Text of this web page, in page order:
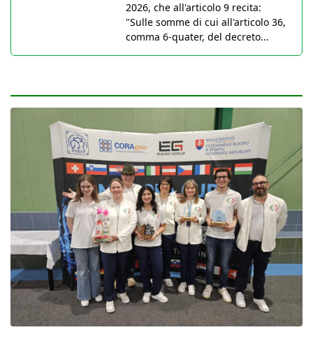
2026, che all'articolo 9 recita:
"Sulle somme di cui all'articolo 36,
comma 6-quater, del decreto...